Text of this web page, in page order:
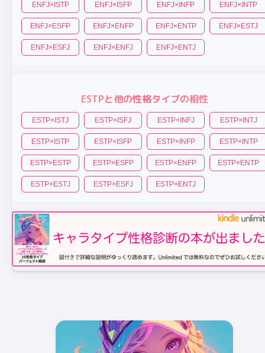
ENFJ× ISTP ENFJ× ISFP ENFJ× INFP ENFJ× INTP
ENFJ× ESFP ENFJ× ENFP ENFJ× ENTP ENFJ× ESTJ
ENFJ× ESFJ ENFJ× ENFJ ENFJ× ENTJ
ESTPと他の性格タイプの相性
ESTP× ISTJ ESTP× ISFJ ESTP× INFJ ESTP× INTJ
ESTP× ISTP ESTP× ISFP ESTP× INFP ESTP× INTP
ESTP× ESTP ESTP× ESFP ESTP× ENFP ESTP× ENTP
ESTP× ESTJ ESTP× ESFJ ESTP× ENTJ